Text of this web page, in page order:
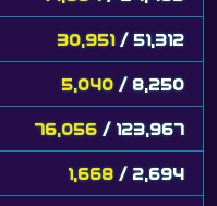
30,951 / 51,312
5,040 / 8,250
76,056 / 123,967
1,668 / 2,694